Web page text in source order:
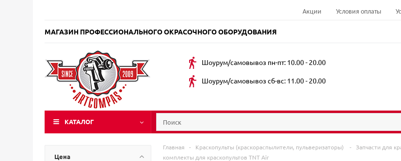
Акции Условия оплаты
МАГАЗИН ПРОФЕССИОНАЛЬНОГО ОКРАСОЧНОГО ОБОРУДОВАНИЯ
Шоурум/самовывоз пн-пт: 10.00 - 20.00
Шоурум/самовывоз сб-вс: 11.00 - 20.00
КАТАЛОГ
Цена
Главная - Краскопульты (краскораспылители, пульверизаторы) - Запчасти для
комплекты для краскопультов TNT Air